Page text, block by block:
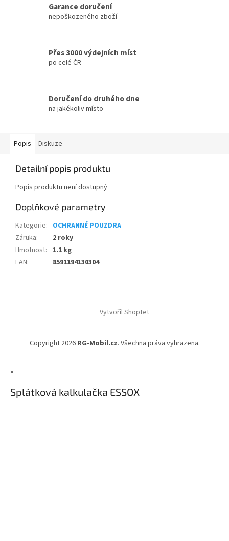
Garance doručení
nepoškozeného zboží
Přes 3000 výdejních míst
po celé ČR
Doručení do druhého dne
na jakékoliv místo
Popis Diskuze
Detailní popis produktu
Popis produktu není dostupný
Doplňkové parametry
Kategorie: OCHRANNÉ POUZDRA
Záruka:
2 roky
Hmotnost:
1.1 kg
EAN: 8591194130304
Vytvořil Shoptet
Copyright 2026 RG-Mobil.cz. Všechna práva vyhrazena.
×
Splátková kalkulačka ESSOX